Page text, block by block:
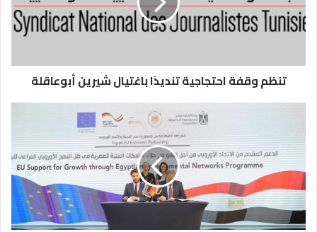
تنظم وقفة احتجاجية تنديدًا باغتيال شيرين أبوعاقلة